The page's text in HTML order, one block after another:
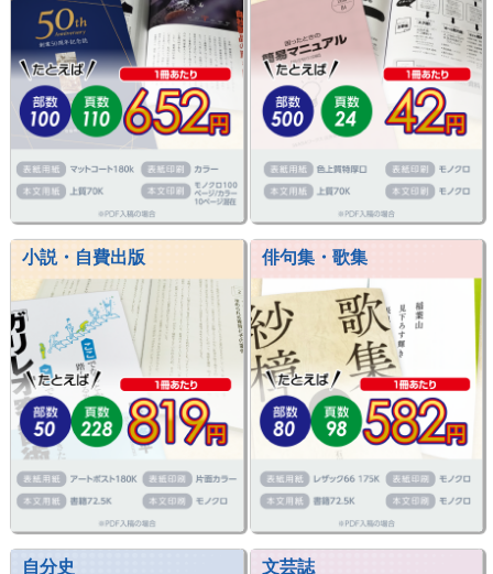
小説・自費出版 俳句集・歌集
自分史 文芸誌